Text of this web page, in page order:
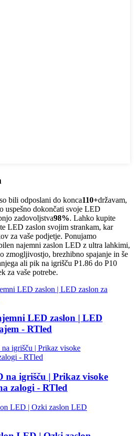
so bili odposlani do konca110+državam,
uspešno dokončati svoje LED
zadovoljstva98%. Lahko kupite
LED zaslon svojim strankam, kar
za vaše podjetje. Ponujamo
najemni zaslon LED z ultra lahkimi,
zmogljivostjo, brezhibno spajanje in še
ali pik na igrišču P1.86 do P10
za vaše potrebe.
LED zaslon | LED
- RTled
na igrišču | Prikaz visoke
zalogi - RTled